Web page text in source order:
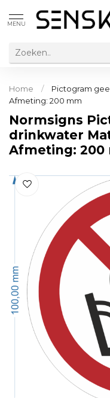
MENU
Home /
Pictogram
Afmeting: 200 mm
Normsigns
drinkwater
Afmeting: 200